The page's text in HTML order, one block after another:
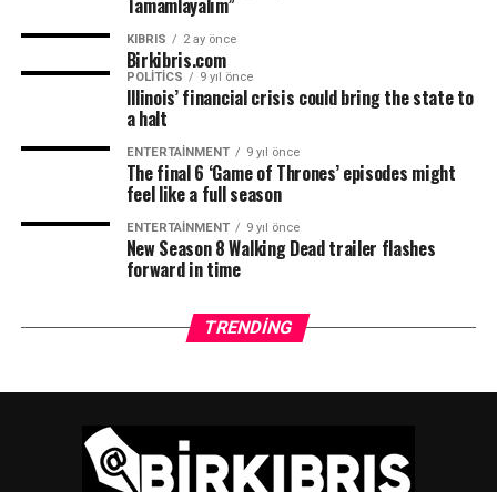
Tamamlayalım”
KIBRIS 2 ay önce
Birkibris.com
POLITICS 9 yıl önce
Illinois’ financial crisis could bring the state to
a halt
ENTERTAINMENT 9 yıl önce
The final 6 ‘Game of Thrones’ episodes might
feel like a full season
ENTERTAINMENT 9 yıl önce
New Season 8 Walking Dead trailer flashes
forward in time
TRENDING